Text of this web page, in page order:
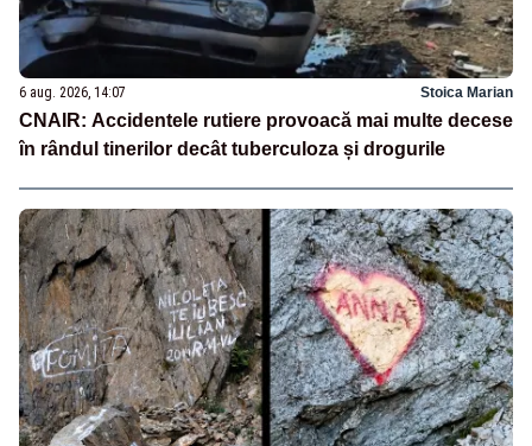
6 aug. 2026, 14:07 Stoica Marian
CNAIR: Accidentele rutiere provoacă mai multe decese
în rândul tinerilor decât tuberculoza și drogurile